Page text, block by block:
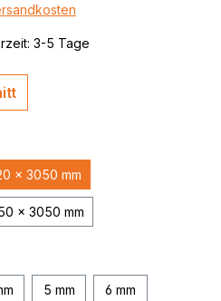
3-5 Tage
x 3050 mm
x 3050 mm
5 mm 6 mm